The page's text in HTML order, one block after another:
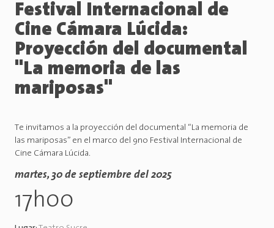
Festival Internacional de
Cine Cámara Lúcida:
Proyección del documental
"La memoria de las
mariposas"
Te invitamos a la proyección del documental “La memoria de
las mariposas” en el marco del 9no Festival Internacional de
Cine Cámara Lúcida.
martes, 30 de septiembre del 2025
17h00